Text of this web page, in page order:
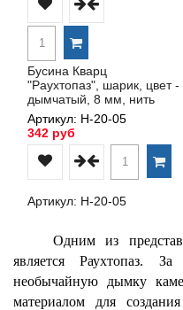
Бусина Кварц
"Раухтопаз", шарик, цвет -
дымчатый, 8 мм, нить
Артикул: Н-20-05
342 руб
Артикул: Н-20-05
Одним из
является Раухтопаз.
необычайную дымку
материалом для